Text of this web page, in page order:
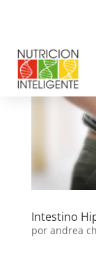
Intestino
por andrea